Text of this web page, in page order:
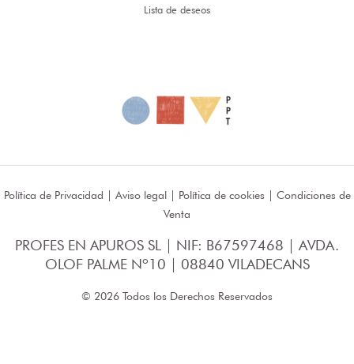
Lista de deseos
Política de Privacidad | Aviso legal| Política de cookies | Condiciones de
Venta
PROFES EN APUROS SL | NIF: B67597468 | AVDA.
OLOF PALME Nº10 | 08840 VILADECANS
© 2026 Todos los Derechos Reservados